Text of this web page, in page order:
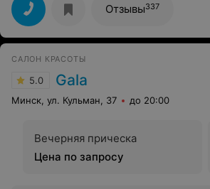
Отзывы337
САЛОН КРАСОТЫ
5.0 Gala
Минск, ул. Кульман, 37 до 20:00
Вечерняя прическа
Цена по запросу